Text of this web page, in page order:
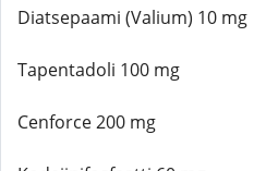
Diatsepaami (Valium) 10 mg
Tapentadoli 100 mg
Cenforce 200 mg